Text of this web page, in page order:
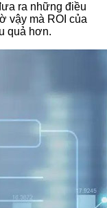
ra những điều
vậy mà ROI của
quả hơn.